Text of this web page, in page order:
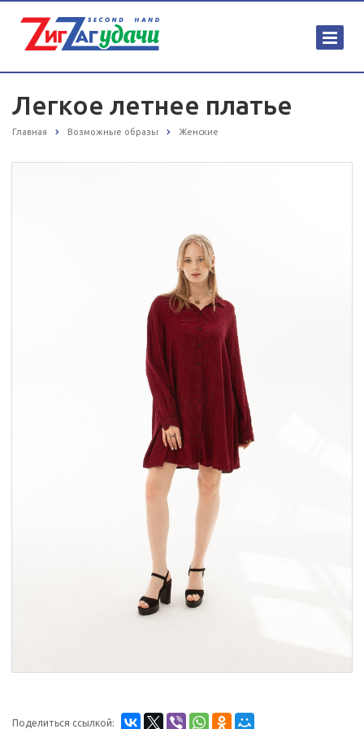
Легкое летнее платье
Главная Возможные образы Женские
Поделиться ссылкой: